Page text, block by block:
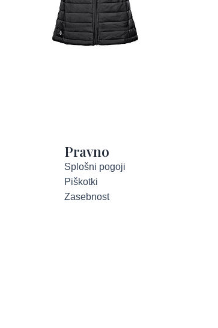
Pravno
Splošni pogoji
Piškotki
Zasebnost